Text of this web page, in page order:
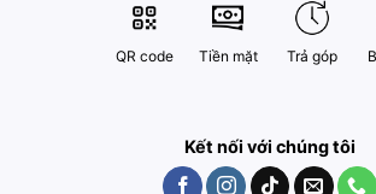
QR code Tiền mặt Trả góp
Kết nối với chúng tôi